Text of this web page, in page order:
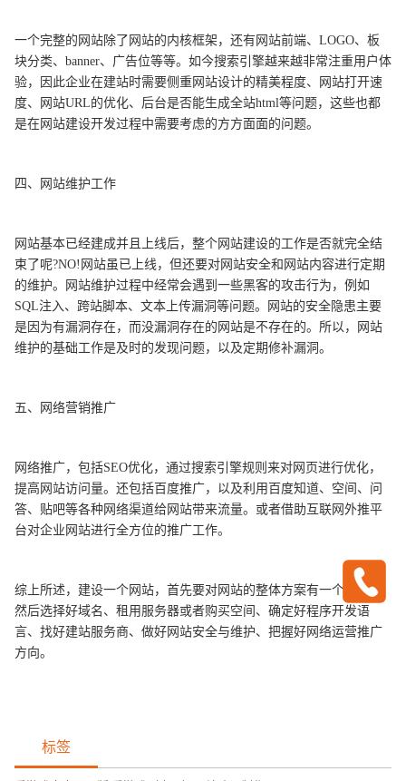
一个完整的网站除了网站的内核框架，还有网站前端、LOGO、板
块分类、banner、广告位等等。如今搜索引擎越来越非常注重用户体
验，因此企业在建站时需要侧重网站设计的精美程度、网站打开速
度、网站URL的优化、后台是否能生成全站html等问题，这些也都
是在网站建设开发过程中需要考虑的方方面面的问题。
四、网站维护工作
网站基本已经建成并且上线后，整个网站建设的工作是否就完全结
束了呢?NO!网站虽已上线，但还要对网站安全和网站内容进行定期
的维护。网站维护过程中经常会遇到一些黑客的攻击行为，例如
SQL注入、跨站脚本、文本上传漏洞等问题。网站的安全隐患主要
是因为有漏洞存在，而没漏洞存在的网站是不存在的。所以，网站
维护的基础工作是及时的发现问题，以及定期修补漏洞。
五、网络营销推广
网络推广，包括SEO优化，通过搜索引擎规则来对网页进行优化，
提高网站访问量。还包括百度推广，以及利用百度知道、空间、问
答、贴吧等各种网络渠道给网站带来流量。或者借助互联网外推平
台对企业网站进行全方位的推广工作。
综上所述，建设一个网站，首先要对网站的整体方案有一个规划，
然后选择好域名、租用服务器或者购买空间、确定好程序开发语
言、找好建站服务商、做好网站安全与维护、把握好网络运营推广
方向。
标签